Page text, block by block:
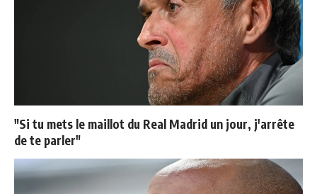
"Si tu mets le maillot du Real Madrid un jour, j'arrête
de te parler"